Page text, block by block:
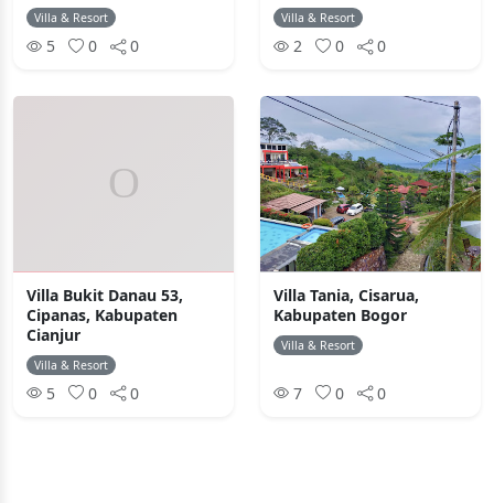
Villa & Resort
5 0 0
Villa & Resort
2 0 0
Villa Bukit Danau 53,
Cipanas, Kabupaten
Cianjur
Villa & Resort
5 0 0
Villa Tania, Cisarua,
Kabupaten Bogor
Villa & Resort
7 0 0